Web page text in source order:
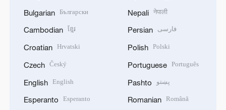
Bulgarian Български
Cambodian ខ្មែរ
Croatian Hrvatski
Czech Český
English English
Esperanto Esperanto
Nepali नेपाली
Persian فارسی
Polish Polski
Portuguese Português
Pashto پښتو
Romanian Română